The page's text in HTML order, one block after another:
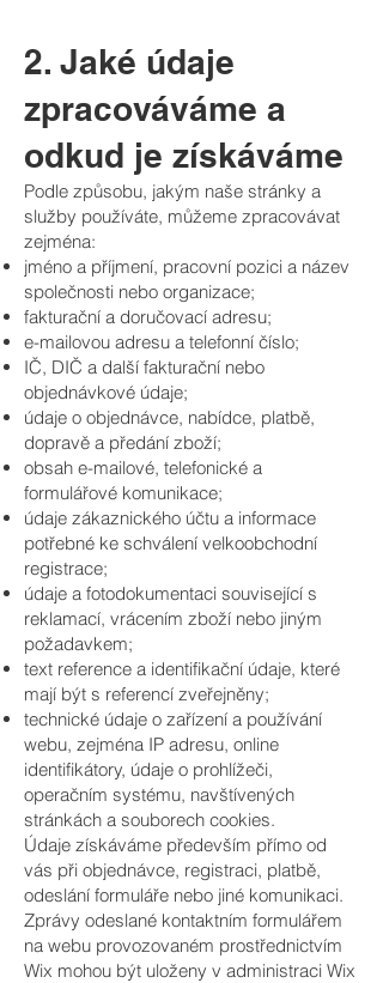
2. Jaké údaje
zpracováváme a
odkud je získáváme
Podle způsobu, jakým naše stránky a
služby používáte, můžeme zpracovávat
zejména:
jméno a příjmení, pracovní pozici a název
společnosti nebo organizace;
fakturační a doručovací adresu;
e-mailovou adresu a telefonní číslo;
IČ, DIČ a další fakturační nebo
objednávkové údaje;
údaje o objednávce, nabídce, platbě,
dopravě a předání zboží;
obsah e-mailové, telefonické a
formulářové komunikace;
údaje zákaznického účtu a informace
potřebné ke schválení velkoobchodní
registrace;
údaje a fotodokumentaci související s
reklamací, vrácením zboží nebo jiným
požadavkem;
text reference a identifikační údaje, které
mají být s referencí zveřejněny;
technické údaje o zařízení a používání
webu, zejména IP adresu, online
identifikátory, údaje o prohlížeči,
operačním systému, navštívených
stránkách a souborech cookies.
Údaje získáváme především přímo od
vás při objednávce, registraci, platbě,
odeslání formuláře nebo jiné komunikaci.
Zprávy odeslané kontaktním formulářem
na webu provozovaném prostřednictvím
Wix mohou být uloženy v administraci Wix